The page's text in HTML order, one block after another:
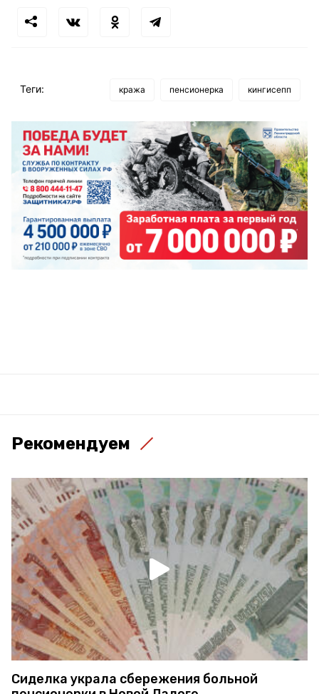
Теги: кража пенсионерка кингисепп
Рекомендуем
Сиделка украла сбережения больной